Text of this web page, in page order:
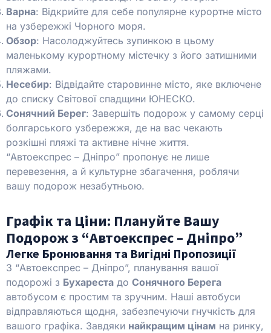
Варна: Відкрийте для себе популярне курортне місто
на узбережжі Чорного моря.
Обзор: Насолоджуйтесь зупинкою в цьому
маленькому курортному містечку з його затишними
пляжами.
Несебир: Відвідайте старовинне місто, яке включене
до списку Світової спадщини ЮНЕСКО.
Сонячний Берег: Завершіть подорож у самому серці
болгарського узбережжя, де на вас чекають
розкішні пляжі та активне нічне життя.
“Автоекспрес – Дніпро” пропонує не лише
перевезення, а й культурне збагачення, роблячи
вашу подорож незабутньою.
Графік та Ціни: Плануйте Вашу
Подорож з “Автоекспрес – Дніпро”
Легке Бронювання та Вигідні Пропозиції
З “Автоекспрес – Дніпро”, планування вашої
подорожі з Бухареста до Сонячного Берега
автобусом є простим та зручним. Наші автобуси
відправляються щодня, забезпечуючи гнучкість для
вашого графіка. Завдяки найкращим цінам на ринку,